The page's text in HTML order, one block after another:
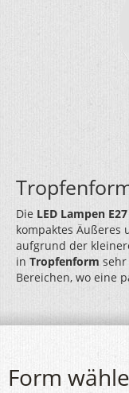
Die LED Lampen E27
kompaktes Äußeres
aufgrund der
in Tropfenform
Bereichen, wo eine
Form